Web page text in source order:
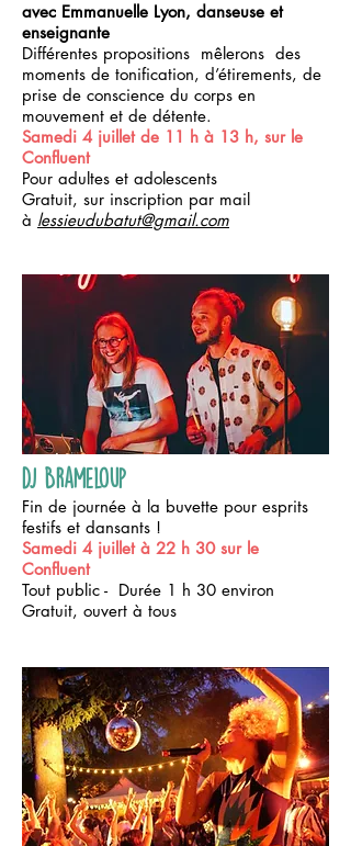
avec Emmanuelle Lyon, danseuse et
enseignante
Différentes propositions mêlerons des
moments de tonification, d’étirements, de
prise de conscience du corps en
mouvement et de détente.
Samedi 4 juillet de 11 h à 13 h, sur le
Confluent
Pour adultes et adolescents
Gratuit, sur inscription par mail
à lessieudubatut@gmail.com
dj Brameloup
Fin de journée à la buvette pour esprits
festifs et dansants !
Samedi 4 juillet à 22 h 30 sur le
Confluent
Tout public - Durée 1 h 30 environ
Gratuit, ouvert à tous